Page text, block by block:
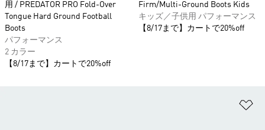
用 / PREDATOR PRO Fold-Over
Tongue Hard Ground Football
Boots
パフォーマンス
2 カラー
【8/17まで】カートで20%off
Firm/Multi-Ground Boots Kids
キッズ／子供用 パフォーマンス
【8/17まで】カートで20%off